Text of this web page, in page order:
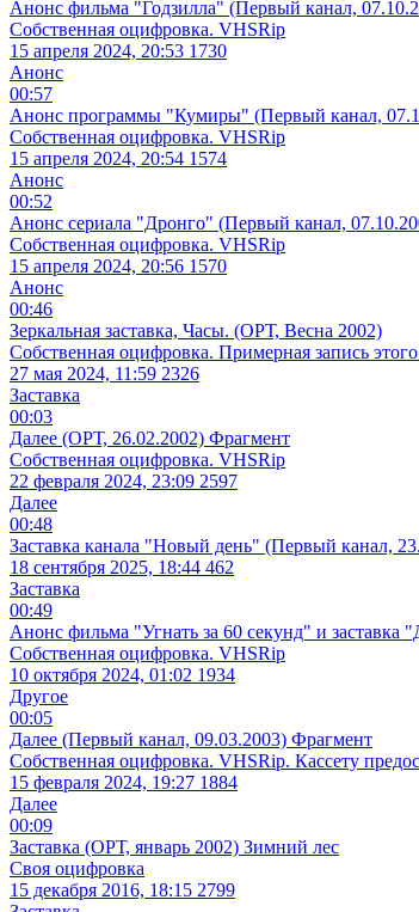
Анонс фильма "Годзилла" (Первый канал,
Собственная оцифровка. VHSRip
15 апреля 2024, 20:53 1730
Анонс
00:57
Анонс программы "Кумиры" (Первый канал,
Собственная оцифровка. VHSRip
15 апреля 2024, 20:54 1574
Анонс
00:52
Анонс сериала "Дронго" (Первый канал,
Собственная оцифровка. VHSRip
15 апреля 2024, 20:56 1570
Анонс
00:46
Зеркальная заставка, Часы. (ОРТ, Весна 2002)
Собственная оцифровка. Примерная запись
27 мая 2024, 11:59 2326
Заставка
00:03
Далее (ОРТ, 26.02.2002) Фрагмент
Собственная оцифровка. VHSRip
22 февраля 2024, 23:09 2597
Далее
00:48
Заставка канала "Новый день" (Первый канал,
18 сентября 2025, 18:44 462
Заставка
00:49
Анонс фильма "Угнать за 60 секунд" и заставка
Собственная оцифровка. VHSRip
10 октября 2024, 01:02 1934
Другое
00:05
Далее (Первый канал, 09.03.2003) Фрагмент
Собственная оцифровка. VHSRip. Кассету
15 февраля 2024, 19:27 1884
Далее
00:09
Заставка (ОРТ, январь 2002) Зимний лес
Своя оцифровка
15 декабря 2016, 18:15 2799